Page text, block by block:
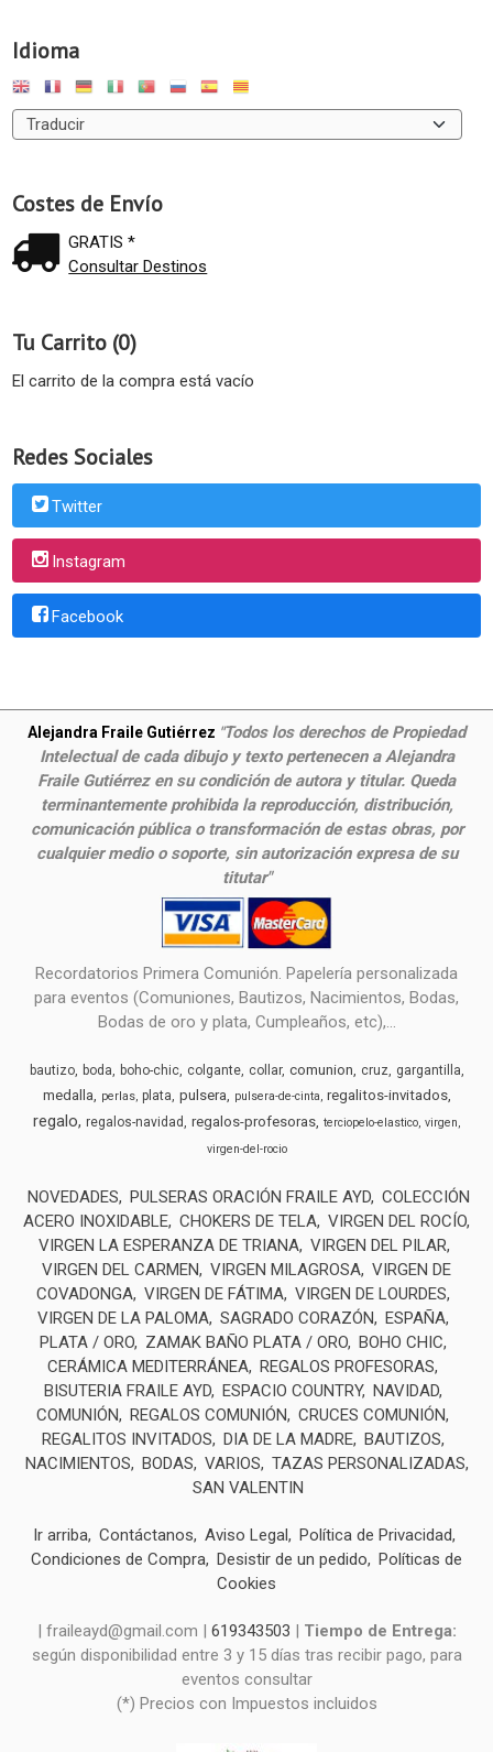
Idioma
Costes de Envío
GRATIS *
Consultar Destinos
Tu Carrito (0)
El carrito de la compra está vacío
Redes Sociales
Twitter
Instagram
Facebook
Alejandra Fraile Gutiérrez "Todos los derechos de Propiedad
Intelectual de cada dibujo y texto pertenecen a Alejandra
Fraile Gutiérrez en su condición de autora y titular. Queda
terminantemente prohibida la reproducción, distribución,
comunicación pública o transformación de estas obras, por
cualquier medio o soporte, sin autorización expresa de su
titutar"
Recordatorios Primera Comunión. Papelería personalizada
para eventos (Comuniones, Bautizos, Nacimientos, Bodas,
Bodas de oro y plata, Cumpleaños, etc),...
bautizo boda boho-chic colgante collar comunion cruz gargantilla
medalla perlas plata pulsera pulsera-de-cinta regalitos-invitados
regalo regalos-navidad regalos-profesoras terciopelo-elastico virgen
virgen-del-rocio
NOVEDADES PULSERAS ORACIÓN FRAILE AYD COLECCIÓN
ACERO INOXIDABLE CHOKERS DE TELA VIRGEN DEL ROCÍO
VIRGEN LA ESPERANZA DE TRIANA VIRGEN DEL PILAR
VIRGEN DEL CARMEN
VIRGEN MILAGROSA VIRGEN DE
COVADONGA VIRGEN DE FÁTIMA VIRGEN DE LOURDES
VIRGEN DE LA PALOMA SAGRADO CORAZÓN
ESPAÑA
PLATA / ORO
ZAMAK BAÑO PLATA / ORO
BOHO CHIC
CERÁMICA MEDITERRÁNEA
REGALOS PROFESORAS
BISUTERIA FRAILE AYD
ESPACIO COUNTRY
NAVIDAD
COMUNIÓN
REGALOS COMUNIÓN
CRUCES COMUNIÓN
REGALITOS INVITADOS
DIA DE LA MADRE
BAUTIZOS
NACIMIENTOS
BODAS VARIOS
TAZAS PERSONALIZADAS
SAN VALENTIN
Ir arriba Contáctanos Aviso Legal
Política de Privacidad
Condiciones de Compra
Desistir de un pedido
Políticas de
Cookies
| fraileayd@gmail.com | 619343503
Tiempo de Entrega:
según disponibilidad entre 3 y 15 días tras recibir pago, para
eventos consultar
(*) Precios con Impuestos incluidos